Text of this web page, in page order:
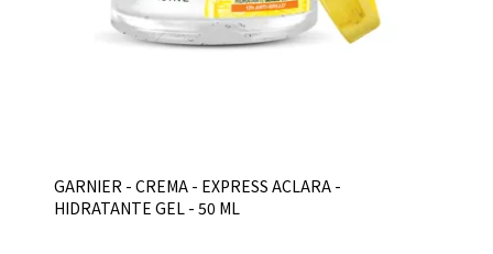
GARNIER - CREMA - EXPRESS ACLARA -
HIDRATANTE GEL - 50 ML